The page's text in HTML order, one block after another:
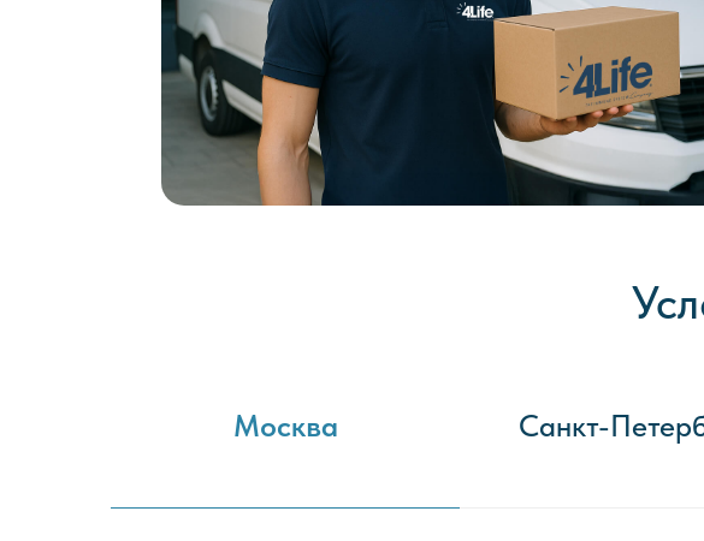
Москва Санкт-